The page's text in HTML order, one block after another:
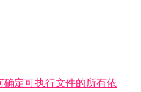
确定可执行文件的所有依